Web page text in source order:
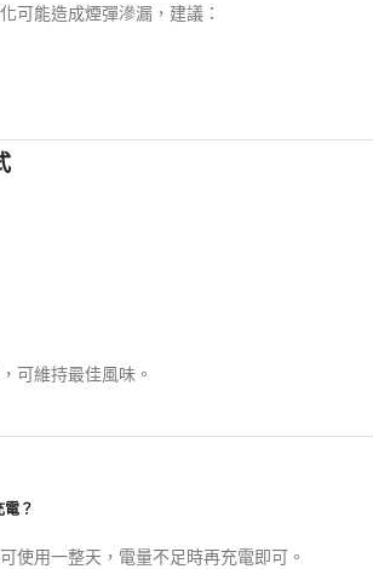
可能造成煙彈滲漏，建議：
可維持最佳風味。
電？
使用一整天，電量不足時再充電即可。